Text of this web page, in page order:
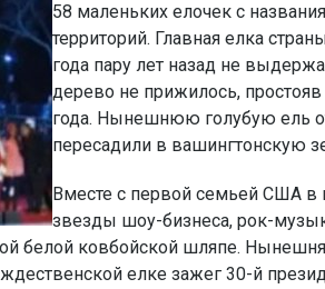
58 маленьких елочек с
территорий. Главная елка
года пару лет назад не
дерево не прижилось,
года. Нынешнюю голубую ель
пересадили в вашингтонскую
Вместе с первой семьей США в
звезды шоу-бизнеса, рок-
белой ковбойской шляпе.
елке зажег 30-й